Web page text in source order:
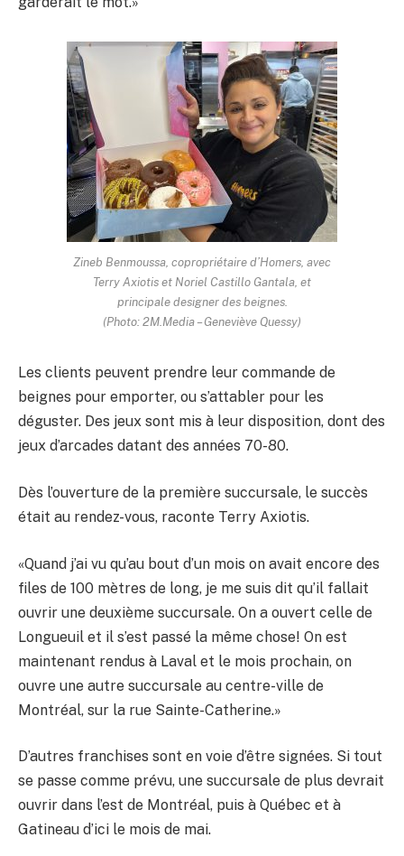
Zineb Benmoussa, copropriétaire d’Homers, avec
Terry Axiotis et Noriel Castillo Gantala, et
principale designer des beignes.
(Photo: 2M.Media – Geneviève Quessy)
Les clients peuvent prendre leur commande de
beignes pour emporter, ou s’attabler pour les
déguster. Des jeux sont mis à leur disposition, dont des
jeux d’arcades datant des années 70-80.
Dès l’ouverture de la première succursale, le succès
était au rendez-vous, raconte Terry Axiotis.
«Quand j’ai vu qu’au bout d’un mois on avait encore des
files de 100 mètres de long, je me suis dit qu’il fallait
ouvrir une deuxième succursale. On a ouvert celle de
Longueuil et il s’est passé la même chose! On est
maintenant rendus à Laval et le mois prochain, on
ouvre une autre succursale au centre-ville de
Montréal, sur la rue Sainte-Catherine.»
D’autres franchises sont en voie d’être signées. Si tout
se passe comme prévu, une succursale de plus devrait
ouvrir dans l’est de Montréal, puis à Québec et à
Gatineau d’ici le mois de mai.